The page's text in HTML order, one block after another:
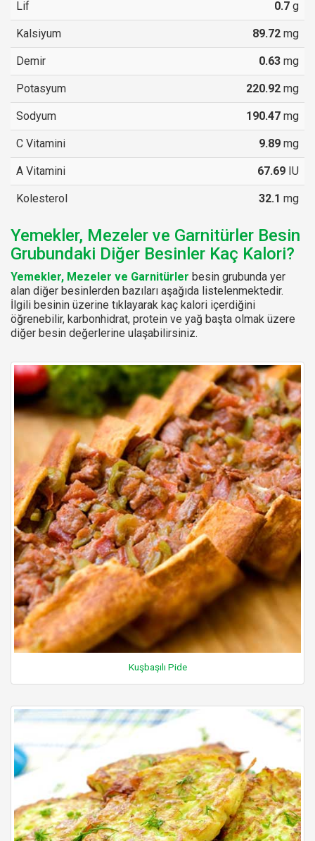
Lif 0.7 g
Kalsiyum 89.72 mg
Demir 0.63 mg
Potasyum 220.92 mg
Sodyum 190.47 mg
C Vitamini 9.89 mg
A Vitamini 67.69 IU
Kolesterol 32.1 mg
Yemekler, Mezeler ve Garnitürler Besin
Grubundaki Diğer Besinler Kaç Kalori?
Yemekler, Mezeler ve Garnitürler besin grubunda yer
alan diğer besinlerden bazıları aşağıda listelenmektedir.
İlgili besinin üzerine tıklayarak kaç kalori içerdiğini
öğrenebilir, karbonhidrat, protein ve yağ başta olmak üzere
diğer besin değerlerine ulaşabilirsiniz.
Kuşbaşılı Pide